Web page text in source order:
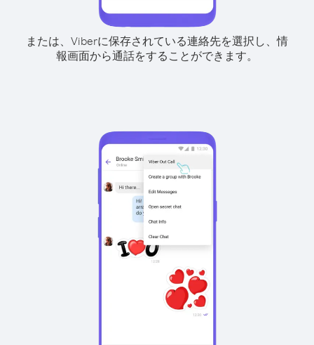
または、Viberに保存されている連絡先を選択し、情
報画面から通話をすることができます。